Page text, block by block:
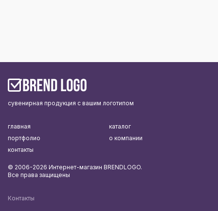
сувенирная продукция с вашим логотипом
Контакты
главная
каталог
портфолио
о компании
контакты
© 2006-2026 Интернет-магазин BRENDLOGO.
Все права защищены